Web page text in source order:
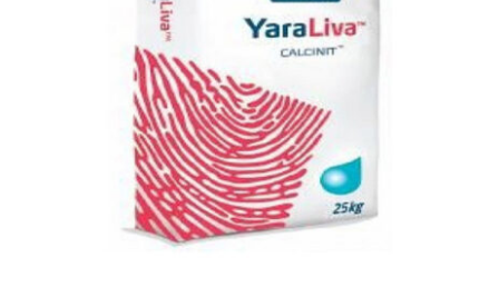
DETALLES